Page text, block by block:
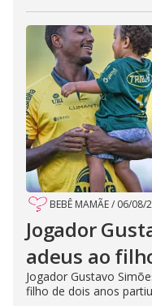
BEBÊ MAMÃE/ 06/08/
Jogador
adeus ao
Jogador Gustavo
filho de dois anos